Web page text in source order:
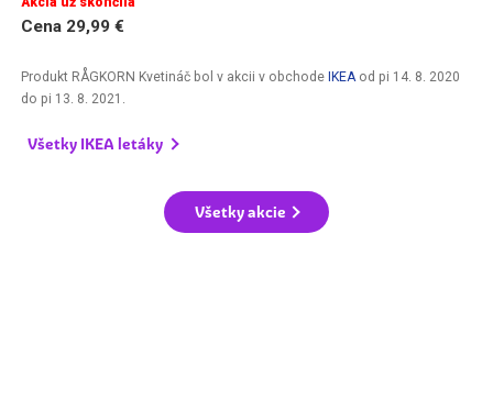
Cena 29,99 €
Produkt RÅGKORN Kvetináč bol v akcii v obchode IKEAod pi 14. 8. 2020
do pi 13. 8. 2021 .
Všetky IKEA letáky
Všetky akcie